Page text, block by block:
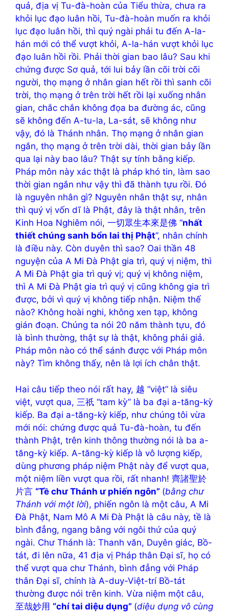
quả, địa vị Tu-đà-hoàn của Tiểu thừa, chưa ra
khỏi lục đạo luân hồi, Tu-đà-hoàn muốn ra khỏi
lục đạo luân hồi, thì quý ngài phải tu đến A-la-
hán mới có thể vượt khỏi, A-la-hán vượt khỏi lục
đạo luân hồi rồi. Phải thời gian bao lâu? Sau khi
chứng được Sơ quả, tới lui bảy lần cõi trời cõi
người, thọ mạng ở nhân gian hết rồi thì sanh cõi
trời, thọ mạng ở trên trời hết rồi lại xuống nhân
gian, chắc chắn không đọa ba đường ác, cũng
sẽ không đến A-tu-la, La-sát, sẽ không như
vậy, đó là Thánh nhân. Thọ mạng ở nhân gian
ngắn, thọ mạng ở trên trời dài, thời gian bảy lần
qua lại này bao lâu? Thật sự tính bằng kiếp.
Pháp môn này xác thật là pháp khó tin, làm sao
thời gian ngắn như vậy thì đã thành tựu rồi. Đó
là nguyên nhân gì? Nguyên nhân thật sự, nhân
thì quý vị vốn dĩ là Phật, đây là thật nhân, trên
Kinh Hoa Nghiêm nói, 一切眾生本來是佛 “nhất
thiết chúng sanh bổn lai thị Phật”, nhân chính
là điều này. Còn duyên thì sao? Oai thần 48
nguyện của A Mi Đà Phật gia trì, quý vị niệm, thì
A Mi Đà Phật gia trì quý vị; quý vị không niệm,
thì A Mi Đà Phật gia trì quý vị cũng không gia trì
được, bởi vì quý vị không tiếp nhận. Niệm thế
nào? Không hoài nghi, không xen tạp, không
gián đoạn. Chúng ta nói 20 năm thành tựu, đó
là bình thường, thật sự là thật, không phải giả.
Pháp môn nào có thể sánh được với Pháp môn
này? Tìm không thấy, nên là lợi ích chân thật.
Hai câu tiếp theo nói rất hay, 越 “việt” là siêu
việt, vượt qua, 三祇 “tam kỳ” là ba đại a-tăng-kỳ
kiếp. Ba đại a-tăng-kỳ kiếp, như chúng tôi vừa
mới nói: chứng được quả Tu-đà-hoàn, tu đến
thành Phật, trên kinh thông thường nói là ba a-
tăng-kỳ kiếp. A-tăng-kỳ kiếp là vô lượng kiếp,
dùng phương pháp niệm Phật này để vượt qua,
một niệm liền vượt qua rồi, rất nhanh! 齊諸聖於
片言 “Tề chư Thánh ư phiến ngôn” (bằng chư
Thánh với một lời), phiến ngôn là một câu, A Mi
Đà Phật, Nam Mô A Mi Đà Phật là câu này, tề là
bình đẳng, ngang bằng với ngôi thứ của quý
ngài. Chư Thánh là: Thanh văn, Duyên giác, Bồ-
tát, đi lên nữa, 41 địa vị Pháp thân Đại sĩ, họ có
thể vượt qua chư Thánh, bình đẳng với Pháp
thân Đại sĩ, chính là A-duy-Việt-trí Bồ-tát
thường được nói trên kinh. Vừa niệm một câu,
至哉妙用 “chí tai diệu dụng” (diệu dụng vô cùng